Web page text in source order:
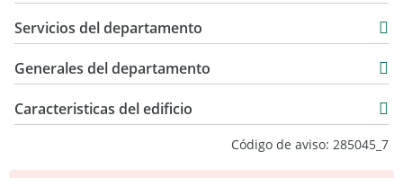
Constitucionales, los asesores o agentes NO ejercen el
son objeto de intermediación y conclusión por parte del
Consultar precio
36 m2
Servicios del departamento
Generales del departamento
Caracteristicas del edificio
Código de aviso: 285045_7